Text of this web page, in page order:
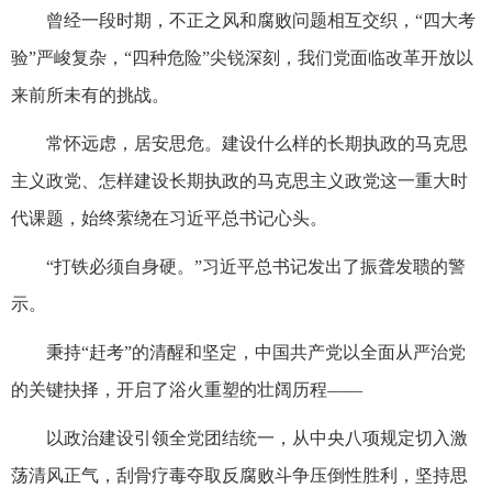
曾经一段时期，不正之风和腐败问题相互交织，“四大考
验”严峻复杂，“四种危险”尖锐深刻，我们党面临改革开放以
来前所未有的挑战。
常怀远虑，居安思危。建设什么样的长期执政的马克思
主义政党、怎样建设长期执政的马克思主义政党这一重大时
代课题，始终萦绕在习近平总书记心头。
“打铁必须自身硬。”习近平总书记发出了振聋发聩的警
示。
秉持“赶考”的清醒和坚定，中国共产党以全面从严治党
的关键抉择，开启了浴火重塑的壮阔历程——
以政治建设引领全党团结统一，从中央八项规定切入激
荡清风正气，刮骨疗毒夺取反腐败斗争压倒性胜利，坚持思